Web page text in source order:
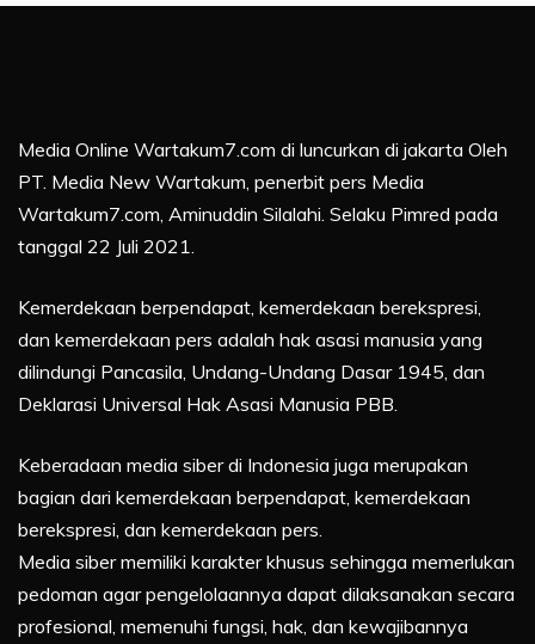
Media Online Wartakum7.com di luncurkan di jakarta Oleh
PT. Media New Wartakum, penerbit pers Media
Wartakum7.com, Aminuddin Silalahi. Selaku Pimred pada
tanggal 22 Juli 2021.
Kemerdekaan berpendapat, kemerdekaan berekspresi,
dan kemerdekaan pers adalah hak asasi manusia yang
dilindungi Pancasila, Undang-Undang Dasar 1945, dan
Deklarasi Universal Hak Asasi Manusia PBB.
Keberadaan media siber di Indonesia juga merupakan
bagian dari kemerdekaan berpendapat, kemerdekaan
berekspresi, dan kemerdekaan pers.
Media siber memiliki karakter khusus sehingga memerlukan
pedoman agar pengelolaannya dapat dilaksanakan secara
profesional, memenuhi fungsi, hak, dan kewajibannya